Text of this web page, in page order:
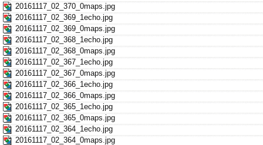
20161117_02_370_0maps.jpg
20161117_02_369_1echo.jpg
20161117_02_369_0maps.jpg
20161117_02_368_1echo.jpg
20161117_02_368_0maps.jpg
20161117_02_367_1echo.jpg
20161117_02_367_0maps.jpg
20161117_02_366_1echo.jpg
20161117_02_366_0maps.jpg
20161117_02_365_1echo.jpg
20161117_02_365_0maps.jpg
20161117_02_364_1echo.jpg
20161117_02_364_0maps.jpg